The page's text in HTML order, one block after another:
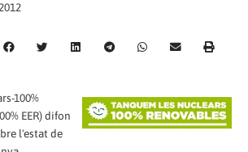
100%
EER) difon
l'estat de